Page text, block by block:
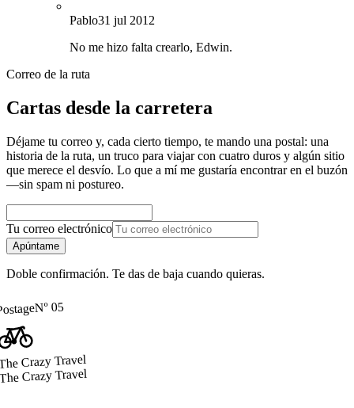
Pablo31 jul 2012
No me hizo falta crearlo, Edwin.
Correo de la ruta
Cartas desde la carretera
Déjame tu correo y, cada cierto tiempo, te mando una postal: una
historia de la ruta, un truco para viajar con cuatro duros y algún sitio
que merece el desvío. Lo que a mí me gustaría encontrar en el buzón
—sin spam ni postureo.
Tu correo electrónico
Apúntame
Doble confirmación. Te das de baja cuando quieras.
Nº 05
Crazy Travel
Crazy Travel